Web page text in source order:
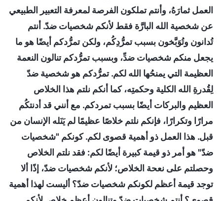
العمل ثمارَهُ، وأنتم تملكون الفرصة لمعرفة التعبير الطبيعي
عن شخصية الله البارَّة فقط لأنكم شخصيات ضدّ. أنتم
تُدانون وتُوَبَّخون بسبب تمرُّدِكُم، ولكن تمرُّدكم أيضًا هو ما
يجعل منكم شخصيات ضدِّ، وبسبب تمرُّدكم تنالون النعمة
العظيمة التي يمنحُها الله لكم. تمرُّدكم هو شخصية ضدّ
لِقُدرةِ الله الكلية وحكمتِه، كما أنكم نلتم هذا الخلاص
العظيم والبركات أيضًا بسبب تمردكم. مع أنني قد أدنتكُم
مرارًا وتكرارًا، فإنكم نلتم خلاصًا عظيمًا لم يَنَله الإنسان من
قبل. هذا العمل ذو أهمية قصوى لكم. كونكم "شخصيات
ضدّ" هو أمر ذو قيمة كبيرة أيضًا لكم: فقد نلتم الخلاص
وحصلتم على نعحة الخلاص؛ لأنكم شخصيات ضدّ، إذًا ألا
توجد قيمة أعظم لكونكم شخصيات ضدّ؟ أليست لهذا أهمية